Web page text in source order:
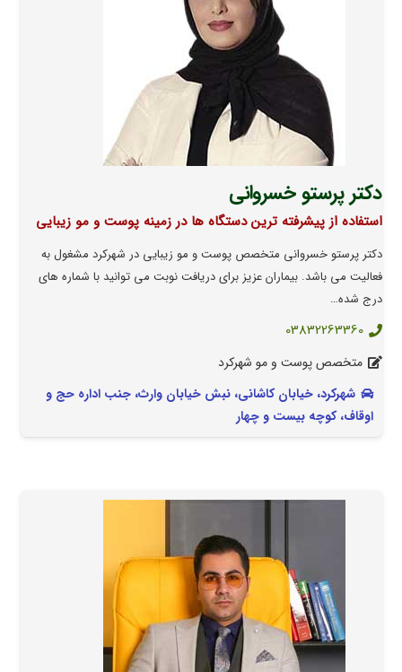
دکتر پرستو خسروانی
استفاده از پیشرفته ترین دستگاه ها در زمینه پوست و مو زیبایی
دکتر پرستو خسروانی متخصص پوست و مو زیبایی در شهرکرد مشغول به
فعالیت می باشد. بیماران عزیز برای دریافت نوبت می توانید با شماره های
درج شده…
03832263360
متخصص پوست و مو شهرکرد
شهرکرد، خیابان کاشانی، نبش خیابان وارث، جنب اداره حج و
اوقاف، کوچه بیست و چهار